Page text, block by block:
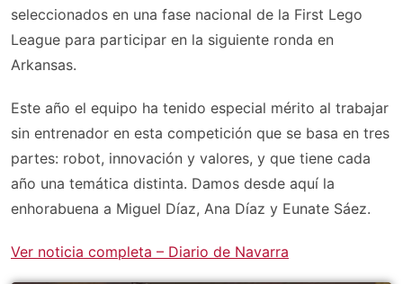
seleccionados en una fase nacional de la First Lego
League para participar en la siguiente ronda en
Arkansas.
Este año el equipo ha tenido especial mérito al trabajar
sin entrenador en esta competición que se basa en tres
partes: robot, innovación y valores, y que tiene cada
año una temática distinta. Damos desde aquí la
enhorabuena a Miguel Díaz, Ana Díaz y Eunate Sáez.
Ver noticia completa – Diario de Navarra